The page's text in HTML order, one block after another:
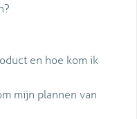
en hoe kom ik
mijn plannen van